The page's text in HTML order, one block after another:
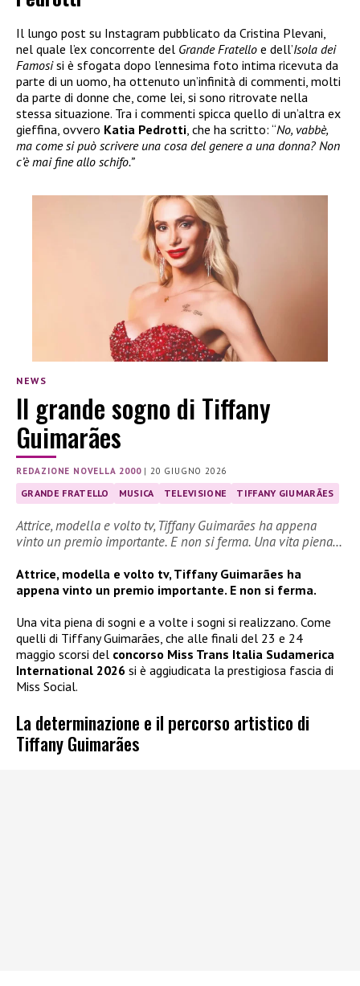
Il lungo post su Instagram pubblicato da Cristina Plevani,
nel quale l’ex concorrente del Grande Fratello e dell’Isola dei
Famosisi è sfogata dopo l’ennesima foto intima ricevuta da
parte di un uomo, ha ottenuto un’infinità di commenti, molti
da parte di donne che, come lei, si sono ritrovate nella
stessa situazione. Tra i commenti spicca quello di un’altra ex
gieffina, ovvero Katia Pedrotti , che ha scritto: “No, vabbè,
ma come si può scrivere una cosa del genere a una donna? Non
c’è mai fine allo schifo.”
NEWS
Il grande sogno di Tiffany
Guimarães
REDAZIONE NOVELLA 2000|20 GIUGNO 2026
GRANDE FRATELLO MUSICA TELEVISIONE TIFFANY GIUMARÃES
Attrice, modella e volto tv, Tiffany Guimarães ha appena
vinto un premio importante. E non si ferma. Una vita piena…
Attrice, modella e volto tv, Tiffany Guimarães ha
appena vinto un premio importante. E non si ferma.
Una vita piena di sogni e a volte i sogni si realizzano. Come
quelli di Tiffany Guimarães, che alle finali del 23 e 24
maggio scorsi del concorso Miss Trans Italia Sudamerica
International 2026 si è aggiudicata la prestigiosa fascia di
Miss Social.
La determinazione e il percorso artistico di
Tiffany Guimarães